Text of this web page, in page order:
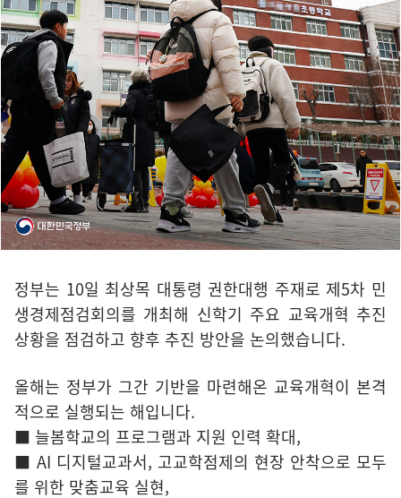
정부는 10일 최상목 대통령 권한대행 주재로 제5차 민
생경제점검회의를 개최해 신학기 주요 교육개혁 추진
상황을 점검하고 향후 추진 방안을 논의했습니다.
올해는 정부가 그간 기반을 마련해온 교육개혁이 본격
적으로 실행되는 해입니다.
■ 늘봄학교의 프로그램과 지원 인력 확대,
■ AI 디지털교과서, 고교학점제의 현장 안착으로 모두
를 위한 맞춤교육 실현,